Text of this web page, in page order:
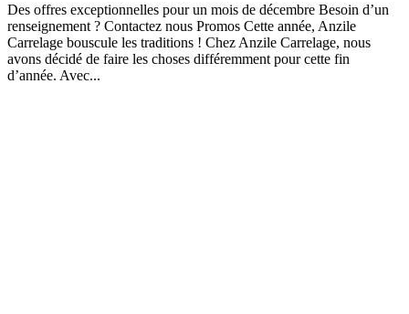
Des offres exceptionnelles pour un mois de décembre Besoin d’un
renseignement ? Contactez nous Promos Cette année, Anzile
Carrelage bouscule les traditions ! Chez Anzile Carrelage, nous
avons décidé de faire les choses différemment pour cette fin
d’année. Avec...